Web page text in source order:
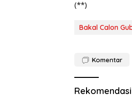
(**)
Bakal Calon
Komentar